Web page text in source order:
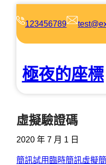
123456789
極夜的座標
虛擬驗證碼
2020 年 7 月 1 日
簡訊試用 臨時簡訊虛擬